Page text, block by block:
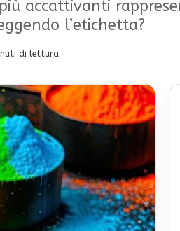
accattivanti
l’etichetta?
di lettura